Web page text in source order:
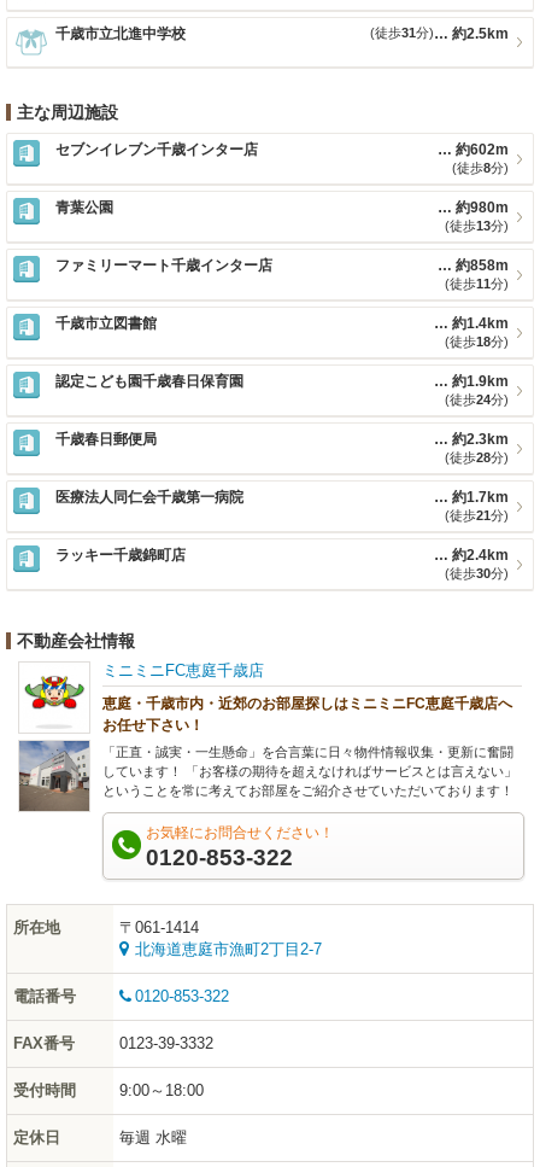
千歳市立北進中学校 約2.5km
(徒歩31分)
主な周辺施設
セブンイレブン千歳インター店 約602m
(徒歩8分)
青葉公園 約980m
(徒歩13分)
ファミリーマート千歳インター店 約858m
(徒歩11分)
千歳市立図書館 約1.4km
(徒歩18分)
認定こども園千歳春日保育園 約1.9km
(徒歩24分)
千歳春日郵便局 約2.3km
(徒歩28分)
医療法人同仁会千歳第一病院 約1.7km
(徒歩21分)
ラッキー千歳錦町店 約2.4km
(徒歩30分)
不動産会社情報
ミニミニFC恵庭千歳店
恵庭・千歳市内・近郊のお部屋探しはミニミニFC恵庭千歳店へ
お任せ下さい！
「正直・誠実・一生懸命」を合言葉に日々物件情報収集・更新に奮闘
しています！ 「お客様の期待を超えなければサービスとは言えない」
ということを常に考えてお部屋をご紹介させていただいております！
お気軽にお問合せください！
0120-853-322
所在地
〒061-1414
北海道恵庭市漁町2丁目2-7
電話番号 0120-853-322
FAX番号 0123-39-3332
受付時間 9:00～18:00
定休日 毎週 水曜